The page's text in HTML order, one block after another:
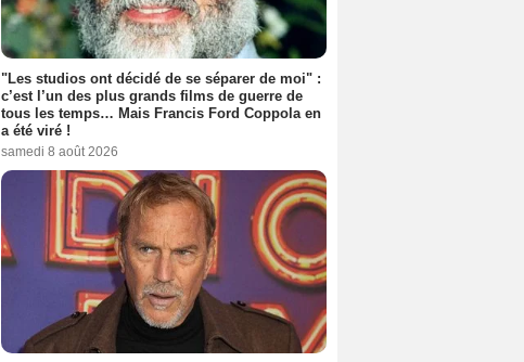
"Les studios ont décidé de se séparer de moi" :
c’est l’un des plus grands films de guerre de
tous les temps… Mais Francis Ford Coppola en
a été viré !
samedi 8 août 2026